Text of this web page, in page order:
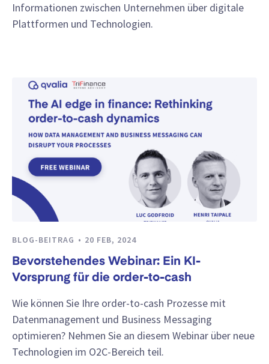
Informationen zwischen Unternehmen über digitale
Plattformen und Technologien.
BLOG-BEITRAG 20 FEB, 2024
Bevorstehendes Webinar: Ein KI-
Vorsprung für die order-to-cash
Wie können Sie Ihre order-to-cash Prozesse mit
Datenmanagement und Business Messaging
optimieren? Nehmen Sie an diesem Webinar über neue
Technologien im O2C-Bereich teil.